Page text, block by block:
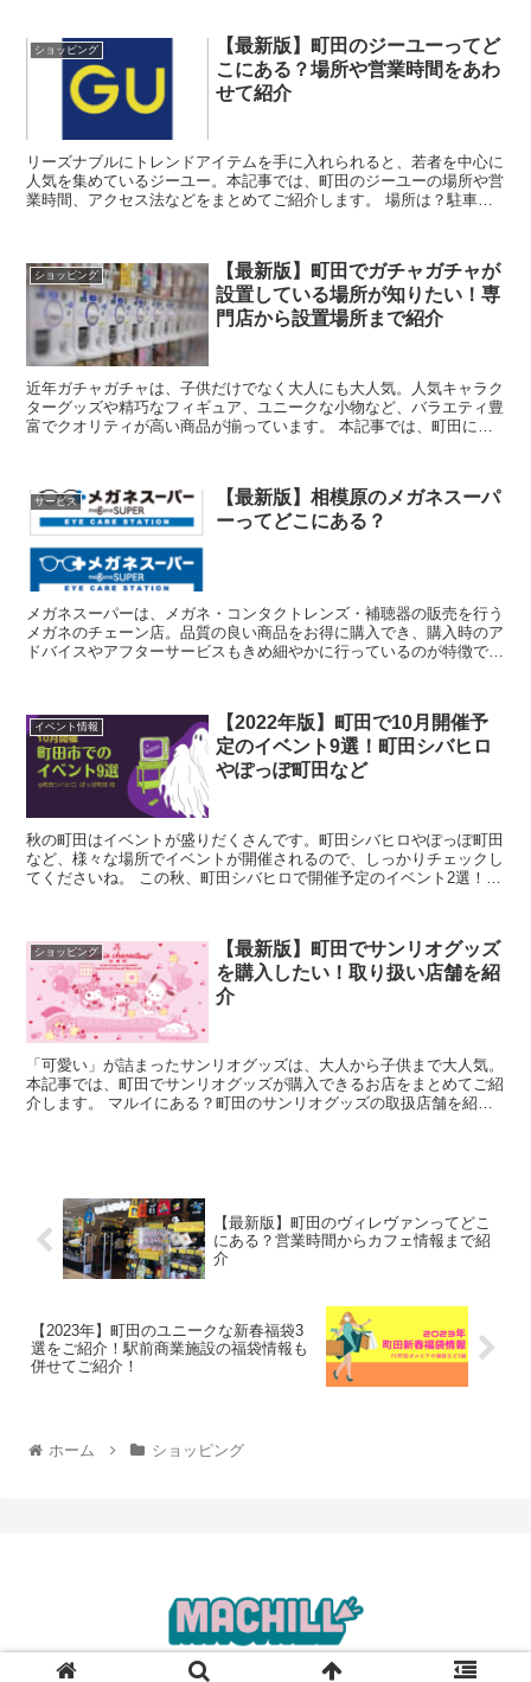
ショッピング
【最新版】町田のジーユーってど
こにある？場所や営業時間をあわ
せて紹介
リーズナブルにトレンドアイテムを手に入れられると、若者を中心に
人気を集めているジーユー。本記事では、町田のジーユーの場所や営
業時間、アクセス法などをまとめてご紹介します。 場所は？駐車場
ショッピング
【最新版】町田でガチャガチャが
設置している場所が知りたい！専
門店から設置場所まで紹介
近年ガチャガチャは、子供だけでなく大人にも大人気。人気キャラク
ターグッズや精巧なフィギュア、ユニークな小物など、バラエティ豊
富でクオリティが高い商品が揃っています。 本記事では、町田にあ
サービス
【最新版】相模原のメガネスーパ
ーってどこにある？
メガネスーパーは、メガネ・コンタクトレンズ・補聴器の販売を行う
メガネのチェーン店。品質の良い商品をお得に購入でき、購入時のア
ドバイスやアフターサービスもきめ細やかに行っているのが特徴で
イベント情報
【2022年版】町田で10月開催予
定のイベント9選！町田シバヒロ
やぽっぽ町田など
秋の町田はイベントが盛りだくさんです。町田シバヒロやぽっぽ町田
など、様々な場所でイベントが開催されるので、しっかりチェックし
てくださいね。 この秋、町田シバヒロで開催予定のイベント2選！野
ショッピング
【最新版】町田でサンリオグッズ
を購入したい！取り扱い店舗を紹
介
「可愛い」が詰まったサンリオグッズは、大人から子供まで大人気。
本記事では、町田でサンリオグッズが購入できるお店をまとめてご紹
介します。 マルイにある？町田のサンリオグッズの取扱店舗を紹介
【最新版】町田のヴィレヴァンってどこ
にある？営業時間からカフェ情報まで紹
介
【2023年】町田のユニークな新春福袋3
選をご紹介！駅前商業施設の福袋情報も
併せてご紹介！
ホーム ショッピング
© 2022 MACHILL.